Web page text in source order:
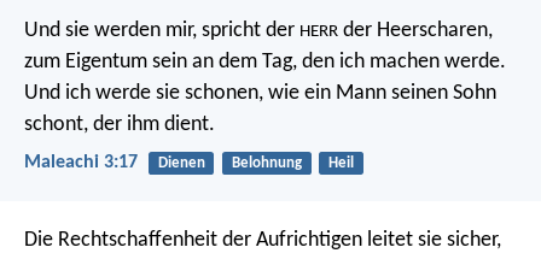
Und sie werden mir, spricht der HERR der Heerscharen,
zum Eigentum sein an dem Tag, den ich machen werde.
Und ich werde sie schonen, wie ein Mann seinen Sohn
schont, der ihm dient.
Maleachi 3:17 Dienen Belohnung Heil
Die Rechtschaffenheit der Aufrichtigen leitet sie sicher,